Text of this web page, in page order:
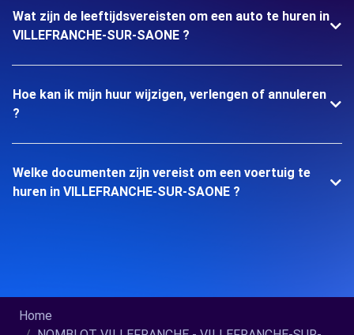
Wat zijn de leeftijdsvereisten om een auto te huren in
VILLEFRANCHE-SUR-SAONE ?
Hoe kan ik mijn huur wijzigen, verlengen of annuleren
?
Welke documenten zijn vereist om een voertuig te
huren in VILLEFRANCHE-SUR-SAONE ?
Home